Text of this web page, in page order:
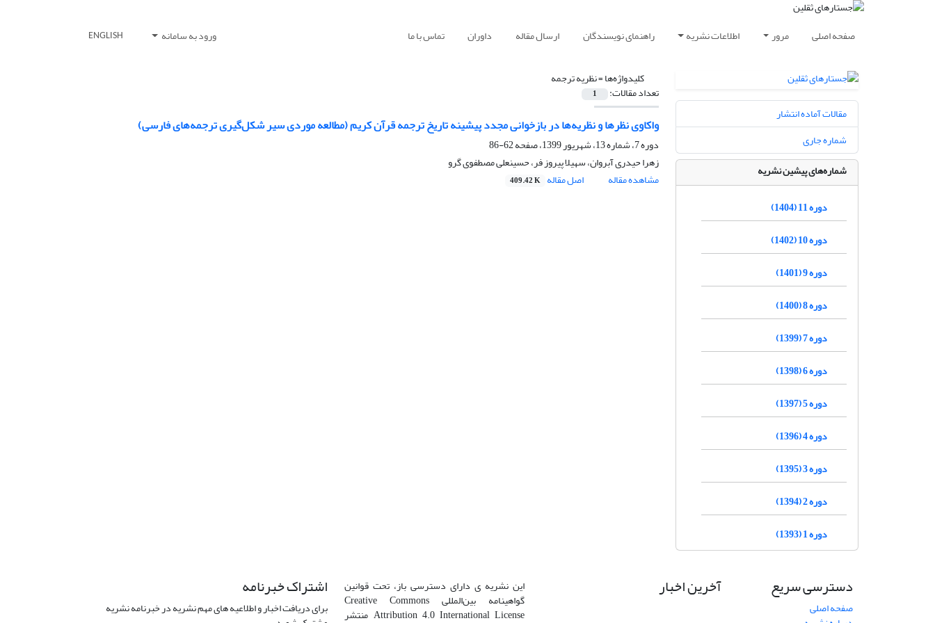
صفحه اصلی مرور اطلاعات نشریه راهنمای نویسندگان ارسال مقاله داوران تماس با ما ورود به سامانه ENGLISH
کلیدواژه‌ها =نظریه ترجمه
تعداد مقالات: 1
واکاوی نظرها و نظریه‌ها در بازخوانی مجدد پیشینه تاریخ ترجمه قرآن کریم (مطالعه موردی سیر شکل‌گیری ترجمه‌های فارسی)
دوره 7، شماره 13، شهریور 1399، صفحه
62-86
زهرا حیدری آبروان، سهیلا پیروز فر، حسینعلی مصطفوی گرو
مشاهده مقاله
اصل مقاله 409.42 K
مقالات آماده انتشار
شماره جاری
شماره‌های پیشین نشریه
دوره 11 (1404)
دوره 10 (1402)
دوره 9 (1401)
دوره 8 (1400)
دوره 7 (1399)
دوره 6 (1398)
دوره 5 (1397)
دوره 4 (1396)
دوره 3 (1395)
دوره 2 (1394)
دوره 1 (1393)
دسترسی سریع
صفحه اصلی
آخرین اخبار این نشریه ی دارای دسترسی باز، تحت قوانین
گواهینامه بین‌المللی Creative Commons
Attribution 4.0 International License منتشر
اشتراک خبرنامه
برای دریافت اخبار و اطلاعیه های مهم نشریه در خبرنامه نشریه